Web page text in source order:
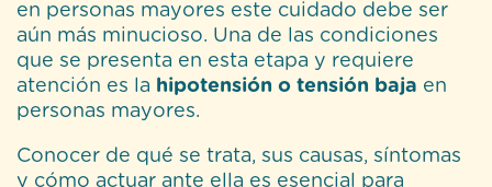
en personas mayores este cuidado debe ser
aún más minucioso. Una de las condiciones
que se presenta en esta etapa y requiere
atención es la hipotensión o tensión baja en
personas mayores.
Conocer de qué se trata, sus causas, síntomas
y cómo actuar ante ella es esencial para